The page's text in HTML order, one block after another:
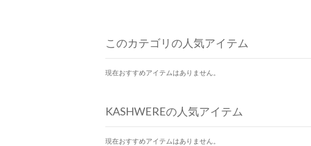
このカテゴリの人気アイテム
現在おすすめアイテムはありません。
KASHWEREの人気アイテム
現在おすすめアイテムはありません。